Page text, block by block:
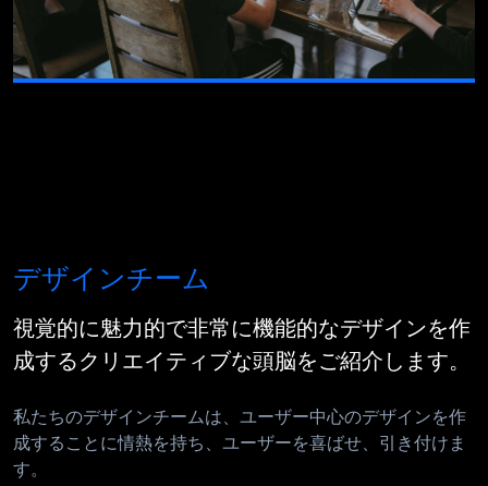
デザインチーム
視覚的に魅力的で非常に機能的なデザインを作
成するクリエイティブな頭脳をご紹介します。
私たちのデザインチームは、ユーザー中心のデザインを作
成することに情熱を持ち、ユーザーを喜ばせ、引き付けま
す。